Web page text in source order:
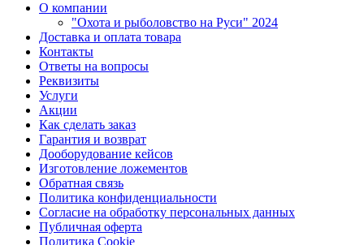
О компании
"Охота и рыболовство на Руси" 2024
Доставка и оплата товара
Контакты
Ответы на вопросы
Реквизиты
Услуги
Акции
Как сделать заказ
Гарантия и возврат
Дооборудование кейсов
Изготовление ложементов
Обратная связь
Политика конфиденциальности
Согласие на обработку персональных данных
Публичная оферта
Политика Cookie